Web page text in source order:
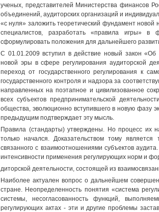
ученых, представителей Министерства финансов
объединений, аудиторских организаций и
«с нуля» заложить теоретический фундамент новой
специалистов, разработать «правила игры»
сформулировать положения для дальнейшего
С 01.01.2009 вступил в действие новый закон «Об
новой эры в сфере регулирования аудиторской
переход от государственного регулирования к
государственного контроля и надзора за
направленных на поэтапное и цивилизованное
всех субъектов предпринимательской
общества, эволюционно вступившего в новую фазу
предыдущим подтверждает эту мысль.
Правила (стандарты) утверждены. Но процесс их
только начался. Доказательством тому
связанного с взаимоотношениями субъектов
интенсивности применения регулирующих норм и
диторской деятельности, состоящей из
Наиболее актуален вопрос о дальнейшем
стране. Неопределенность понятия «система
системы, несогласованность функций,
регулирующих актах - эти и другие проблемы